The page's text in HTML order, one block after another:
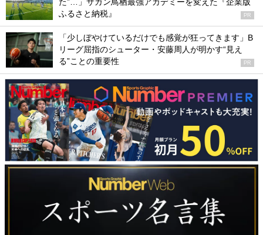
た”…」サガン鳥栖最強アカデミーを変えた『企業版
ふるさと納税』
PR
「少しぼやけているだけでも感覚が狂ってきます」B
リーグ屈指のシューター・安藤周人が明かす“見え
る”ことの重要性
PR